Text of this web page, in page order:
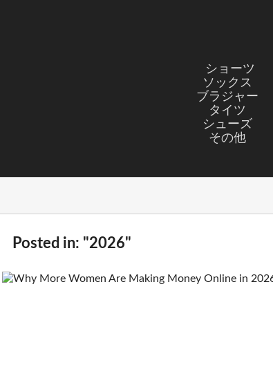
ショーツ
ソックス
ブラジャー
タイツ
シューズ
その他
Posted in: "2026"